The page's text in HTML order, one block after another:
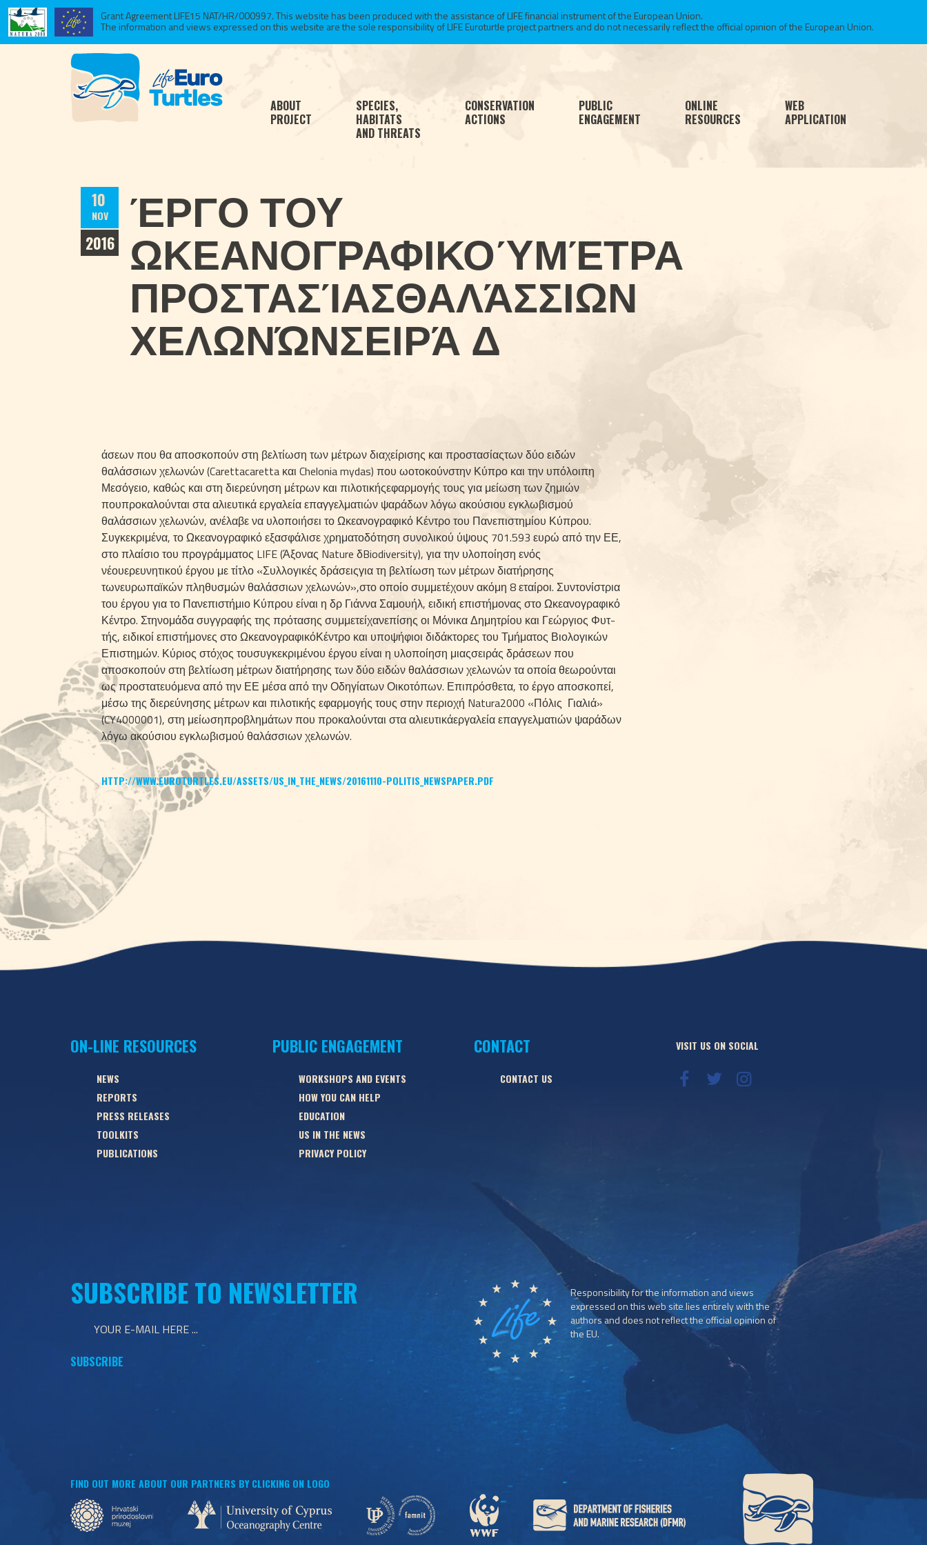
Grant Agreement LIFE15 NAT/HR/000997. This website has been produced with the assistance of LIFE financial instrument of the European Union.
The information and views expressed on this website are the sole responsibility of LIFE Euroturtle project partners and do not necessarily reflect the official opinion of the European Union.
ABOUT
PROJECT
SPECIES,
HABITATS
AND THREATS
CONSERVATION
ACTIONS
PUBLIC
ENGAGEMENT
ONLINE
RESOURCES
WEB
APPLICATION
10
NOV
2016
ΈΡΓΟ ΤΟΥ
ΩΚΕΑΝΟΓΡΑΦΙΚΟΎΜΈΤΡΑ
ΠΡΟΣΤΑΣΊΑΣΘΑΛΆΣΣΙΩΝ
ΧΕΛΩΝΏΝΣΕΙΡΆ Δ
άσεων που θα αποσκοπούν στη βελ­τίωση των μέτρων διαχείρισης και προστασίαςτων δύο ειδών
θαλάσσιων χελωνών (Carettacaretta και Chelonia mydas) που ωοτοκούνστην Κύπρο και την υπόλοιπη
Μεσόγειο, κα­θώς και στη διερεύνηση μέτρων και πιλοτικήςεφαρμογής τους για μείωση των ζημιών
πουπροκαλούνται στα αλιευτικά εργαλεία επαγ­γελματιών ψαράδων λόγω ακούσιου εγκλωβι­σμού
θαλάσσιων χελωνών, ανέλαβε να υλο­ποιήσει το Ωκεανογραφικό Κέντρο του Πανε­πιστημίου Κύπρου.
Συγκεκριμένα, το Ωκεανο­γραφικό εξασφάλισε χρηματοδότηση συνολι­κού ύψους 701.593 ευρώ από την ΕΕ,
στο πλαί­σιο του προγράμματος LIFE (Άξονας Nature δBiodiversity), για την υλοποίηση ενός
νέουερευνητικού έργου με τίτλο «Συλλογικές δράσειςγια τη βελτίωση των μέτρων διατήρησης
τωνευρωπαϊκών πληθυσμών θαλάσσιων χελωνών»,στο οποίο συμμετέχουν ακόμη 8 εταίροι. Συ­ντονίστρια
του έργου για το Πανεπιστήμιο Κύ­πρου είναι η δρ Γιάννα Σαμουήλ, ειδική επι­στήμονας στο Ωκεανογραφικό
Κέντρο. Στηνομάδα συγγραφής της πρότασης συμμετείχανεπίσης οι Μόνικα Δημητρίου και Γεώργιος Φυτ­
τής, ειδικοί επιστήμονες στο ΩκεανογραφικόΚέντρο και υποψήφιοι διδάκτορες του Τμήμα­τος Βιολογικών
Επιστημών. Κύριος στόχος τουσυγκεκριμένου έργου είναι η υλοποίηση μιαςσειράς δράσεων που
αποσκοπούν στη βελτίω­ση μέτρων διατήρησης των δύο ειδών θαλάσ­σιων χελωνών τα οποία θεωρούνται
ως προ­στατευόμενα από την ΕΕ μέσα από την Οδηγίατων Οικοτόπων. Επιπρόσθετα, το έργο απο­σκοπεί,
μέσω της διερεύνησης μέτρων και πι­λοτικής εφαρμογής τους στην περιοχή Natura2000 «Πόλις ­ Γιαλιά»
(CY4000001), στη μείωσηπροβλημάτων που προκαλούνται στα αλιευτικάεργαλεία επαγγελματιών ψαράδων
λόγω ακού­σιου εγκλωβισμού θαλάσσιων χελωνών.
HTTP://WWW.EUROTURTLES.EU/ASSETS/US_IN_THE_NEWS/20161110-POLITIS_NEWSPAPER.PDF
ON-LINE RESOURCES
NEWS
REPORTS
PRESS RELEASES
TOOLKITS
PUBLICATIONS
PUBLIC ENGAGEMENT
WORKSHOPS AND EVENTS
HOW YOU CAN HELP
EDUCATION
US IN THE NEWS
PRIVACY POLICY
CONTACT
CONTACT US
VISIT US ON SOCIAL
SUBSCRIBE TO NEWSLETTER
Responsibility for the information and views
expressed on this web site lies entirely with the
authors and does not reflect the official opinion of
the EU.
FIND OUT MORE ABOUT OUR PARTNERS BY CLICKING ON LOGO